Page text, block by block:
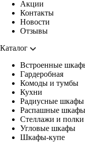
Акции
Контакты
Новости
Отзывы
Каталог
Встроенные
Гардеробная
Комоды и тумбы
Кухни
Радиусные шкафы
Распашные шкафы
Стеллажи и полки
Угловые шкафы
Шкафы-купе